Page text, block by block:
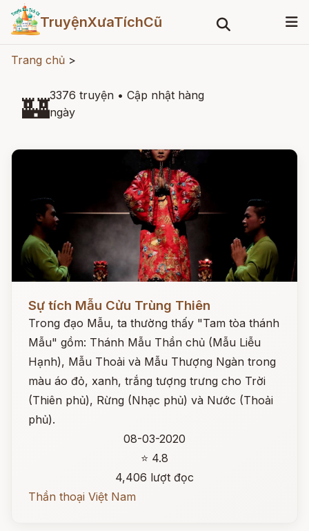
TruyệnXưaTíchCũ
Trang chủ >
🏰3376 truyện • Cập nhật hàng
ngày
Sự tích Mẫu Cửu Trùng Thiên
Trong đạo Mẫu, ta thường thấy "Tam tòa thánh
Mẫu" gồm: Thánh Mẫu Thần chủ (Mẫu Liễu
Hạnh), Mẫu Thoải và Mẫu Thượng Ngàn trong
màu áo đỏ, xanh, trắng tượng trưng cho Trời
(Thiên phủ), Rừng (Nhạc phủ) và Nước (Thoải
phủ).
08-03-2020
⭐ 4.8
4,406 lượt đọc
Thần thoại Việt Nam